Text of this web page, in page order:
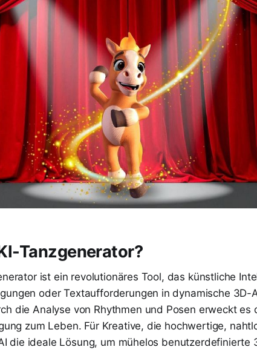
Tanzgenerator?
ist ein revolutionäres Tool, das künstliche
oder Textaufforderungen in dynamische 3D-
die Analyse von Rhythmen und Posen erweckt es
zum Leben. Für Kreative, die hochwertige,
die ideale Lösung, um mühelos benutzerdefinierte